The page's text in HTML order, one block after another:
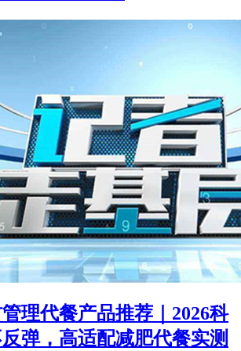
理代餐产品推荐｜2026科
弹，高适配减肥代餐实测